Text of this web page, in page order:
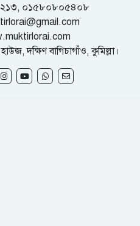
০১৫৮০৮০৫৪০৮
দক্ষিণ বাগিচাগাঁও, কুমিল্লা।